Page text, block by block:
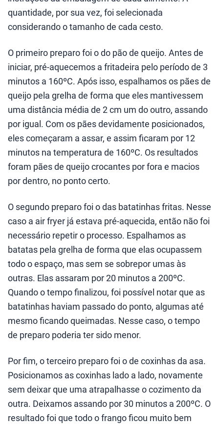
quantidade, por sua vez, foi selecionada
considerando o tamanho de cada cesto.
O primeiro preparo foi o do pão de queijo. Antes de
iniciar, pré-aquecemos a fritadeira pelo período de 3
minutos a 160ºC. Após isso, espalhamos os pães de
queijo pela grelha de forma que eles mantivessem
uma distância média de 2 cm um do outro, assando
por igual. Com os pães devidamente posicionados,
eles começaram a assar, e assim ficaram por 12
minutos na temperatura de 160ºC. Os resultados
foram pães de queijo crocantes por fora e macios
por dentro, no ponto certo.
O segundo preparo foi o das batatinhas fritas. Nesse
caso a air fryer já estava pré-aquecida, então não foi
necessário repetir o processo. Espalhamos as
batatas pela grelha de forma que elas ocupassem
todo o espaço, mas sem se sobrepor umas às
outras. Elas assaram por 20 minutos a 200ºC.
Quando o tempo finalizou, foi possível notar que as
batatinhas haviam passado do ponto, algumas até
mesmo ficando queimadas. Nesse caso, o tempo
de preparo poderia ter sido menor.
Por fim, o terceiro preparo foi o de coxinhas da asa.
Posicionamos as coxinhas lado a lado, novamente
sem deixar que uma atrapalhasse o cozimento da
outra. Deixamos assando por 30 minutos a 200ºC. O
resultado foi que todo o frango ficou muito bem